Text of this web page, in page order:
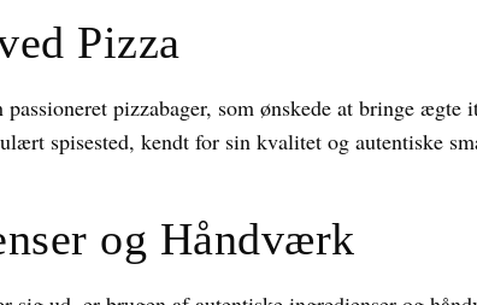
Pizza
pizzabager, som ønskede at bringe ægte
spisested, kendt for sin kvalitet og autentiske
og Håndværk